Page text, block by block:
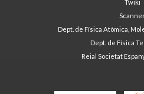
Twiki
Dept. de Física Atòmica,
Dept. de Física
Reial Societat